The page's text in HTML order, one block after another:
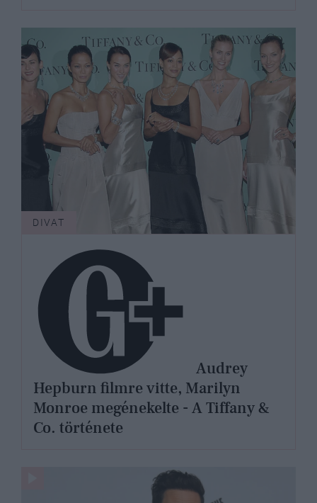
DIVAT
Hepburn filmre vitte, Marilyn
Monroe megénekelte - A Tiffany &
Co. története